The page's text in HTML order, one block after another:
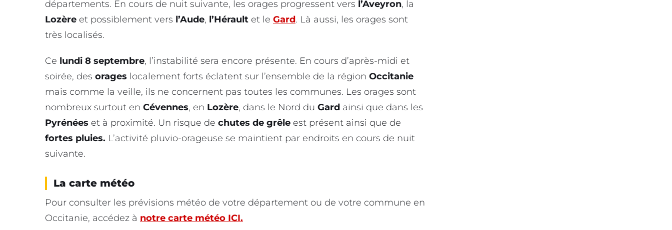
départements. En cours de nuit suivante, les orages progressent vers l’Aveyron, la
Lozère et possiblement vers l’Aude, l’Hérault et le Gard. Là aussi, les orages sont
très localisés.
Ce lundi 8 septembre, l’instabilité sera encore présente. En cours d’après-midi et
soirée, des orages localement forts éclatent sur l’ensemble de la région Occitanie
mais comme la veille, ils ne concernent pas toutes les communes. Les orages sont
nombreux surtout en Cévennes, en Lozère, dans le Nord du Gard ainsi que dans les
Pyrénées et à proximité. Un risque de chutes de grêle est présent ainsi que de
fortes pluies. L’activité pluvio-orageuse se maintient par endroits en cours de nuit
suivante.
La carte météo
Pour consulter les prévisions météo de votre département ou de votre commune en
Occitanie, accédez à notre carte météo ICI.